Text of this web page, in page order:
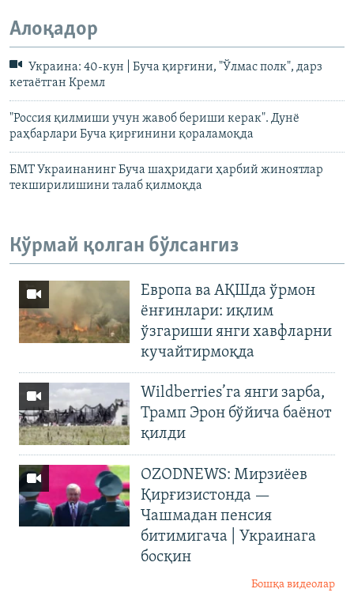
Алоқадор
Украина: 40-кун | Буча қирғини, "Ўлмас полк", дарз
кетаётган Кремл
"Россия қилмиши учун жавоб бериши керак". Дунё
раҳбарлари Буча қирғинини қораламоқда
БМТ Украинанинг Буча шаҳридаги ҳарбий жиноятлар
текширилишини талаб қилмоқда
Кўрмай қолган бўлсангиз
Европа ва АҚШда ўрмон
ёнғинлари: иқлим
ўзгариши янги хавфларни
кучайтирмоқда
Wildberries’га янги зарба,
Трамп Эрон бўйича баёнот
қилди
OZODNEWS: Мирзиёев
Қирғизистонда —
Чашмадан пенсия
битимигача | Украинага
босқин
Бошқа видеолар